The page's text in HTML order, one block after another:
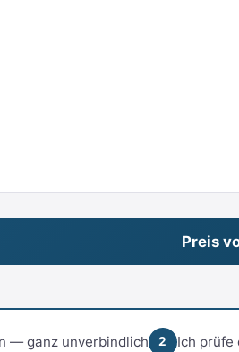
— ganz unverbindlich 2 Ich prüfe